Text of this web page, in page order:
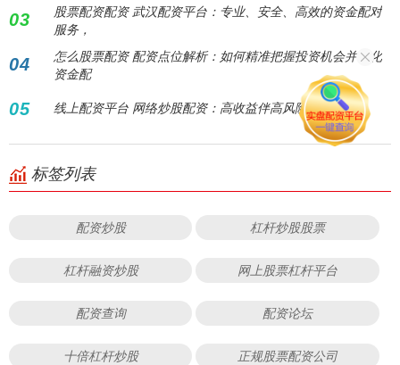
03
股票配资配资 武汉配资平台：专业、安全、高效的资金配对
服务，
04
怎么股票配资 配资点位解析：如何精准把握投资机会并优化
资金配
05 线上配资平台 网络炒股配资：高收益伴高风险！
标签列表
配资炒股 杠杆炒股股票
杠杆融资炒股 网上股票杠杆平台
配资查询 配资论坛
十倍杠杆炒股 正规股票配资公司